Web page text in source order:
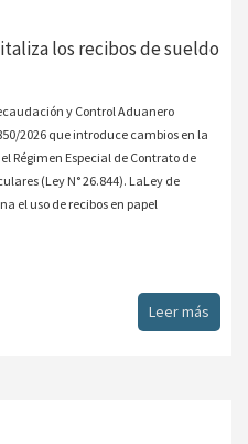
los recibos de sueldo
y Control Aduanero
2026 que introduce cambios en la
Régimen Especial de Contrato de
(Ley N° 26.844). LaLey de
el uso de recibos en papel
Leer más